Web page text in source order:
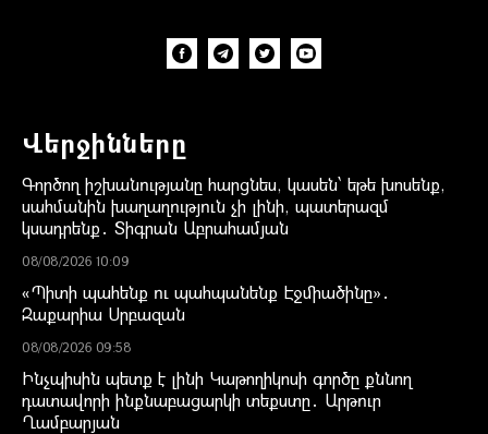
Վերջինները
Գործող իշխանությանը հարցնես, կասեն՝ եթե խոսենք,
սահմանին խաղաղություն չի լինի, պատերազմ
կսադրենք․ Տիգրան Աբրահամյան
08/08/2026 10:09
«Պիտի պահենք ու պահպանենք Էջմիածինը»․
Զաքարիա Սրբազան
08/08/2026 09:58
Ինչպիսին պետք է լինի Կաթողիկոսի գործը քննող
դատավորի ինքնաբացարկի տեքստը․ Արթուր
Ղամբարյան